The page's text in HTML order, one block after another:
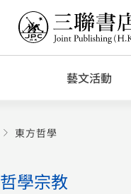
藝文活動
東方哲學
哲學宗教